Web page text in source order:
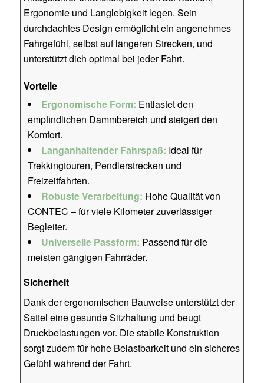
Ergonomie und Langlebigkeit legen. Sein
durchdachtes Design ermöglicht ein angenehmes
Fahrgefühl, selbst auf längeren Strecken, und
unterstützt dich optimal bei jeder Fahrt.
Vorteile
Ergonomische Form: Entlastet den
empfindlichen Dammbereich und steigert den
Komfort.
Langanhaltender Fahrspaß: Ideal für
Trekkingtouren, Pendlerstrecken und
Freizeitfahrten.
Robuste Verarbeitung: Hohe Qualität von
CONTEC – für viele Kilometer zuverlässiger
Begleiter.
Universelle Passform: Passend für die
meisten gängigen Fahrräder.
Sicherheit
Dank der ergonomischen Bauweise unterstützt der
Sattel eine gesunde Sitzhaltung und beugt
Druckbelastungen vor. Die stabile Konstruktion
sorgt zudem für hohe Belastbarkeit und ein sicheres
Gefühl während der Fahrt.